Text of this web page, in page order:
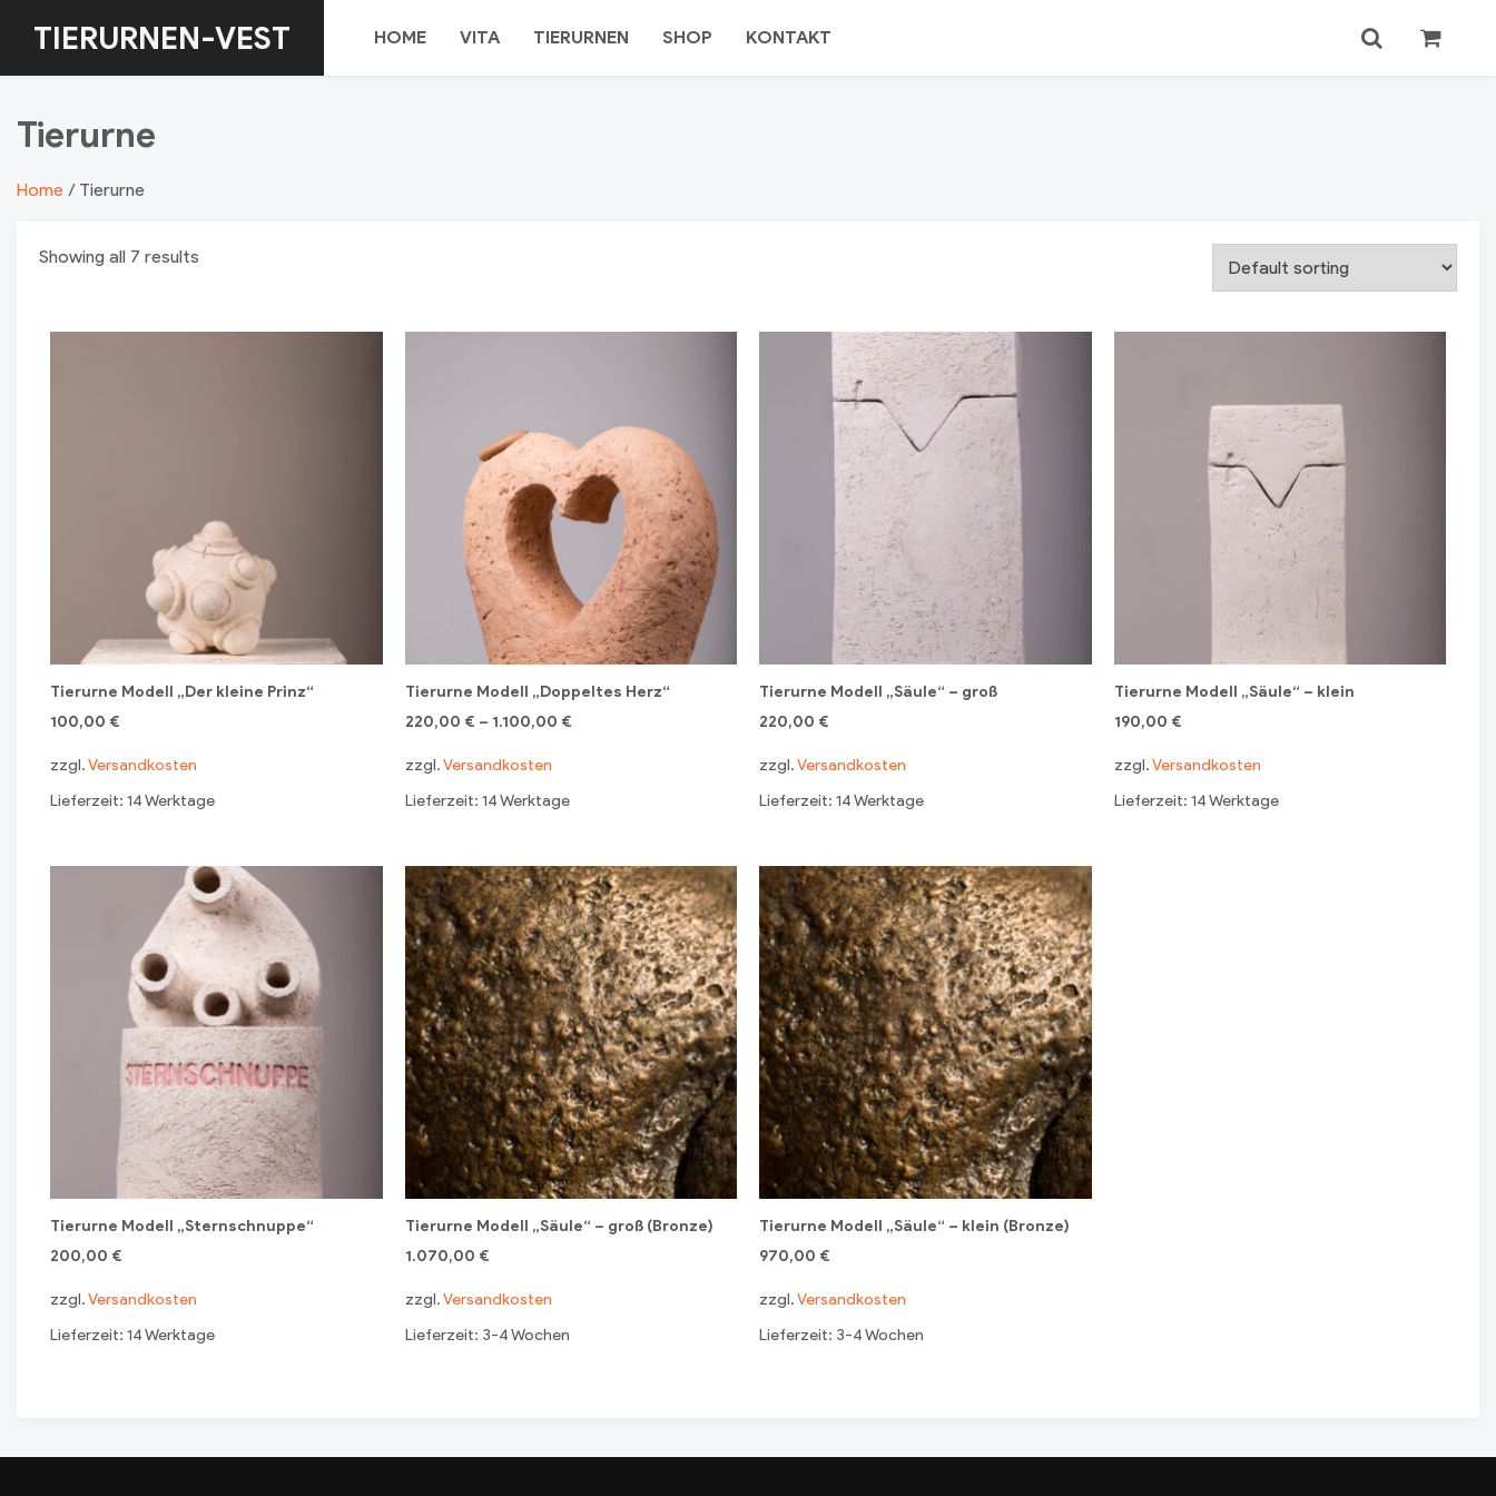
TIERURNEN-VEST HOME VITA TIERURNEN SHOP KONTAKT
Tierurne
Home / Tierurne
Showing all 7 results
Tierurne Modell „Der kleine Prinz“
100,00 €
zzgl.Versandkosten
Lieferzeit: 14 Werktage
Tierurne Modell „Doppeltes Herz“
220,00 € – 1.100,00 €
zzgl.Versandkosten
Lieferzeit: 14 Werktage
Tierurne Modell „Säule“ – groß
220,00 €
zzgl.Versandkosten
Lieferzeit: 14 Werktage
Tierurne Modell „Säule“ – klein
190,00 €
zzgl.Versandkosten
Lieferzeit: 14 Werktage
Tierurne Modell „Sternschnuppe“
200,00 €
zzgl.Versandkosten
Lieferzeit: 14 Werktage
Tierurne Modell „Säule“ – groß (Bronze)
1.070,00 €
zzgl.Versandkosten
Lieferzeit: 3-4 Wochen
Tierurne Modell „Säule“ – klein (Bronze)
970,00 €
zzgl.Versandkosten
Lieferzeit: 3-4 Wochen